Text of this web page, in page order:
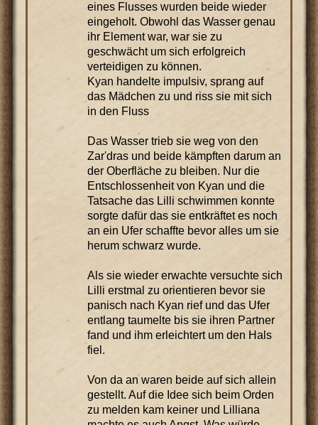
eines Flusses wurden beide wieder
eingeholt. Obwohl das Wasser genau
ihr Element war, war sie zu
geschwächt um sich erfolgreich
verteidigen zu können.
Kyan handelte impulsiv, sprang auf
das Mädchen zu und riss sie mit sich
in den Fluss
Das Wasser trieb sie weg von den
Zar'dras und beide kämpften darum an
der Oberfläche zu bleiben. Nur die
Entschlossenheit von Kyan und die
Tatsache das Lilli schwimmen konnte
sorgte dafür das sie entkräftet es noch
an ein Ufer schaffte bevor alles um sie
herum schwarz wurde.
Als sie wieder erwachte versuchte sich
Lilli erstmal zu orientieren bevor sie
panisch nach Kyan rief und das Ufer
entlang taumelte bis sie ihren Partner
fand und ihm erleichtert um den Hals
fiel.
Von da an waren beide auf sich allein
gestellt. Auf die Idee sich beim Orden
zu melden kam keiner und Lilliana